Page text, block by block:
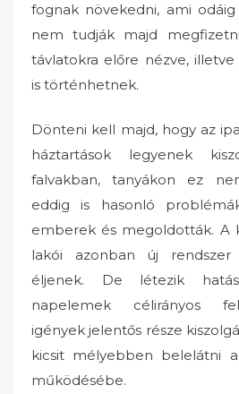
fognak növekedni, ami
nem tudják majd
távlatokra előre nézve,
is történhetnek.
Dönteni kell majd, hogy az
háztartások legyenek
falvakban, tanyákon ez
eddig is hasonló
emberek és megoldották. A
lakói azonban új
éljenek. De létezik
napelemek célirányos
igények jelentős része
kicsit mélyebben belelátni
működésébe.